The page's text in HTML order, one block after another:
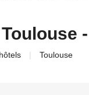
hôtels Toulouse